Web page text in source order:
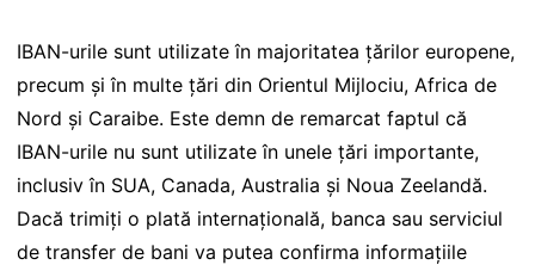
IBAN-urile sunt utilizate în majoritatea țărilor europene,
precum și în multe țări din Orientul Mijlociu, Africa de
Nord și Caraibe. Este demn de remarcat faptul că
IBAN-urile nu sunt utilizate în unele țări importante,
inclusiv în SUA, Canada, Australia și Noua Zeelandă.
Dacă trimiți o plată internațională, banca sau serviciul
de transfer de bani va putea confirma informațiile